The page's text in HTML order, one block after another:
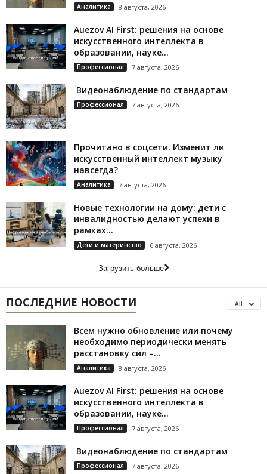
Аналитика 8 августа, 2026
Auezov AI First: решения на основе
искусственного интеллекта в
образовании, науке...
Профессионал 7 августа, 2026
Видеонаблюдение по стандартам
Профессионал 7 августа, 2026
Прочитано в соцсети. Изменит ли
искусственный интеллект музыку
навсегда?
Аналитика 7 августа, 2026
Новые технологии на дому: дети с
инвалидностью делают успехи в
рамках...
Дети и материнство 6 августа, 2026
Загрузить больше
ПОСЛЕДНИЕ НОВОСТИ All
Всем нужно обновление или почему
необходимо периодически менять
расстановку сил –...
Аналитика 8 августа, 2026
Auezov AI First: решения на основе
искусственного интеллекта в
образовании, науке...
Профессионал 7 августа, 2026
Видеонаблюдение по стандартам
Профессионал 7 августа, 2026